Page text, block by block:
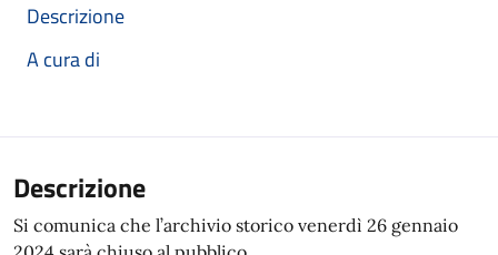
Descrizione
A cura di
Descrizione
Si comunica che l’archivio storico venerdì 26 gennaio